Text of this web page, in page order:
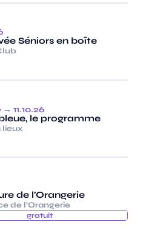
Séniors en boîte
→ 11.10.26
le programme
lieux
de l'Orangerie
de l'Orangerie
gratuit